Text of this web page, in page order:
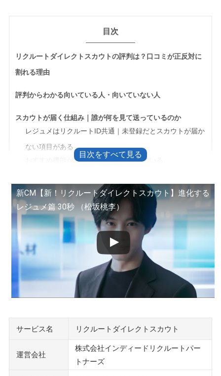
目次
リクルートダイレクトスカウトの評判は？口コミが正反対に
割れる理由
評判からわかる向いている人・向いていない人
スカウトが届く仕組み｜誰が何を見て送っているのか
レジュメはリクルートID共通｜未登録だとスカウトが届か
ない項目がある
おすすめ機能が候補者の並び順を決めている
良い評判に多い声
忙しくても届いた候補から検討できる
どの経験が評価されるかが反応でわかる
企業スカウトとエージェントスカウトを目的で選び分けら
れる
「スカウトが来ない」ときに見る2か所
レジュメの必須項目が空いていないか
「来すぎる」「エージェントばかり」を減らす手順
辞退ボタンは相手に理由が伝わらない
止めたい相手は企業・エージェントブロック設定で外す
新CM【新！リクルートダイレクトスカウト】進化する
レジュメ篇 30秒 （松坂桃李）
サービス名 リクルートダイレクトスカウト
運営会社
株式会社インディードリクルートパー
トナーズ